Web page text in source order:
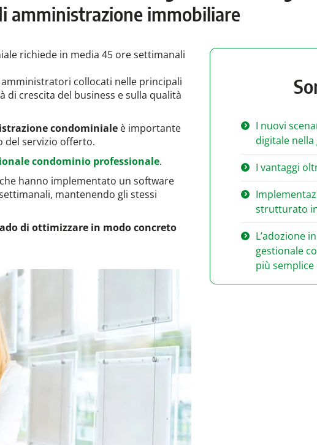
amministrazione immobiliare
richiede in media 45 ore settimanali
collocati nelle principali
crescita del business e sulla qualità
condominiale è importante
del servizio offerto.
condominio professionale.
hanno implementato un software
mantenendo gli stessi
di ottimizzare in modo concreto
I nuovi
digitale
I vantaggi
strutturato
L’adozione
gestionale
più